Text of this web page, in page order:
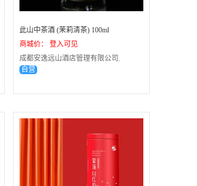
此山中茶酒 (茉莉清茶) 100ml
商城价： 登入可见
成都安逸远山酒店管理有限公司.
自营